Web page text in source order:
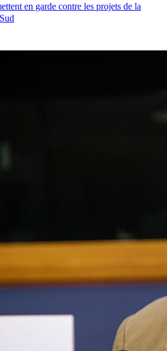
en garde contre les projets de la